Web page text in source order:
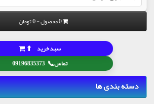
0 محصول - 0 تومان
تماس📞
09196835373
سبد خرید ⬆
دسته بندی ها